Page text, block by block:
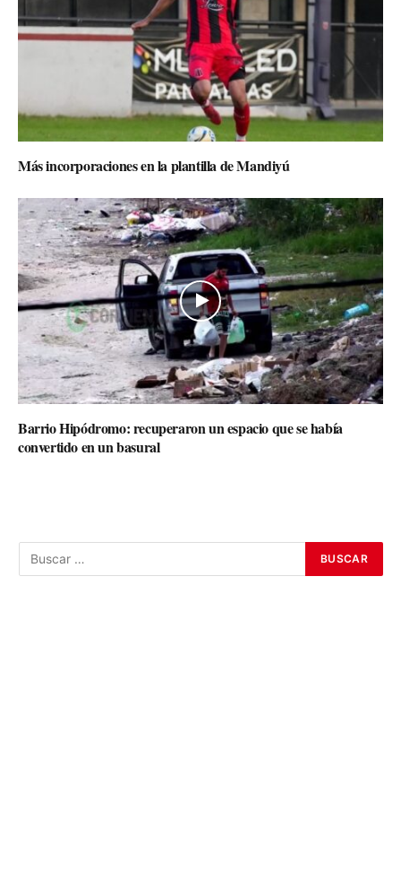
Más incorporaciones en la plantilla de Mandiyú
Barrio Hipódromo: recuperaron un espacio que se había
convertido en un basural